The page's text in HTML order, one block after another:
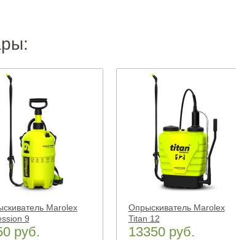
Marolex
9
руб.
Опрыскиватель Marolex
Titan 12
13350 руб.